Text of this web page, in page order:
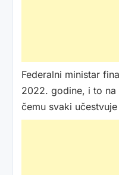
Federalni ministar
2022. godine, i to na
čemu svaki